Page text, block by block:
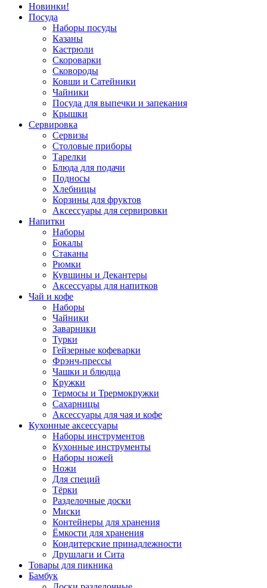
Новинки!
Посуда
Наборы посуды
Казаны
Кастрюли
Скороварки
Сковороды
Ковши и Сатейники
Чайники
Посуда для выпечки и запекания
Крышки
Сервировка
Сервизы
Столовые приборы
Тарелки
Блюда для подачи
Подносы
Хлебницы
Корзины для фруктов
Аксессуары для сервировки
Напитки
Наборы
Бокалы
Стаканы
Рюмки
Кувшины и Декантеры
Аксессуары для напитков
Чай и кофе
Наборы
Чайники
Заварники
Турки
Гейзерные кофеварки
Фрэнч-прессы
Чашки и блюдца
Кружки
Термосы и Трермокружки
Сахарницы
Аксессуары для чая и кофе
Кухонные аксессуары
Наборы инструментов
Кухонные инструменты
Наборы ножей
Ножи
Для специй
Тёрки
Разделочные доски
Миски
Контейнеры для хранения
Ёмкости для хранения
Кондитерские принадлежности
Друшлаги и Сита
Товары для пикника
Бамбук